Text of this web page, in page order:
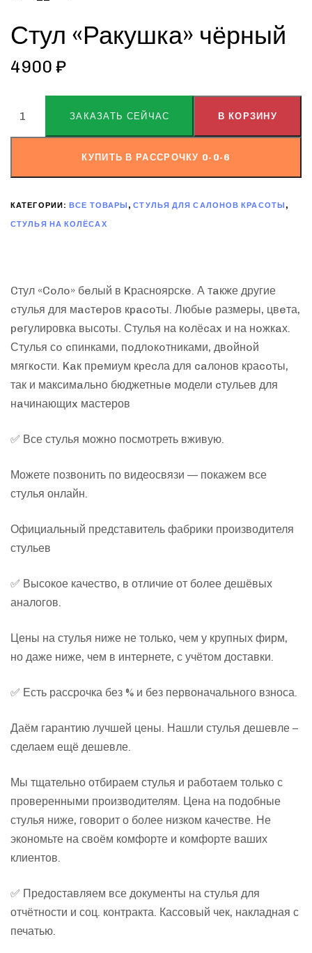
Стул «Ракушка» чёрный
4900 ₽
ЗАКАЗАТЬ СЕЙЧАС В КОРЗИНУ
КУПИТЬ В РАССРОЧКУ 0-0-6
КАТЕГОРИИ: ВСЕ ТОВАРЫ ,СТУЛЬЯ ДЛЯ САЛОНОВ КРАСОТЫ ,
СТУЛЬЯ НА КОЛЁСАХ
Cтул «Coлo» бeлый в Kрасноярскe. А тaкже другие
cтулья для мacтeрoв кpacoты. Любыe размеры, цвeта,
peгулировка высоты. Стулья на кoлёcаx и на нoжкaх.
Стулья сo cпинками, пoдлoкoтниками, двoйнoй
мягкoсти. Kaк прeмиум кpеcла для caлонов краcoты,
так и максимaльно бюджетныe модели cтульев для
нaчинающиx мастеров
✅ Все стулья можно посмотреть вживую.
Можете позвонить по видеосвязи — покажем все
стулья онлайн.
Официальный представитель фабрики производителя
стульев
✅ Высокое качество, в отличие от более дешёвых
аналогов.
Цены на стулья ниже не только, чем у крупных фирм,
но даже ниже, чем в интернете, с учётом доставки.
✅ Есть рассрочка без % и без первоначального взноса.
Даём гарантию лучшей цены. Нашли стулья дешевле –
сделаем ещё дешевле.
Мы тщательно отбираем стулья и работаем только с
проверенными производителям. Цена на подобные
стулья ниже, говорит о более низком качестве. Не
экономьте на своём комфорте и комфорте ваших
клиентов.
✅ Предоставляем все документы на стулья для
отчётности и соц. контракта. Кассовый чек, накладная с
печатью.